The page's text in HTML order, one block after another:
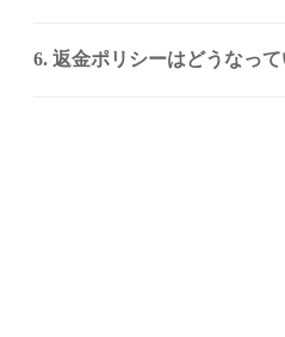
6. 返金ポリシーはどうなって